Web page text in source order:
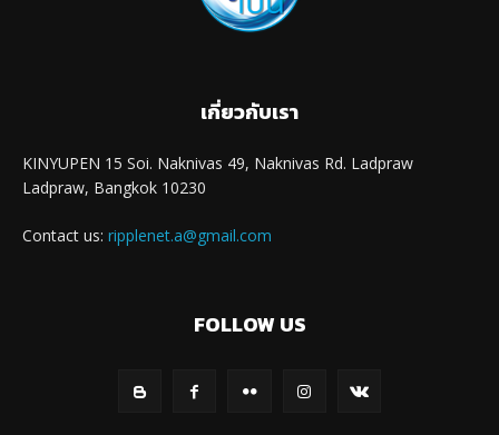
เกี่ยวกับเรา
KINYUPEN 15 Soi. Naknivas 49, Naknivas Rd. Ladpraw
Ladpraw, Bangkok 10230
Contact us: ripplenet.a@gmail.com
FOLLOW US